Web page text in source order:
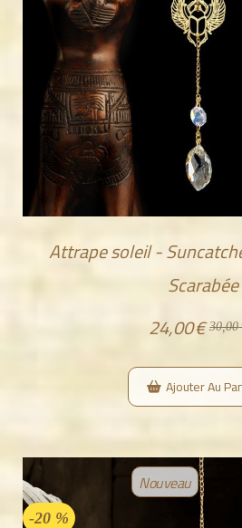
Attrape soleil -
Scarabée
24,00€ 30,00
Ajouter Au
Nouveau
-20 %